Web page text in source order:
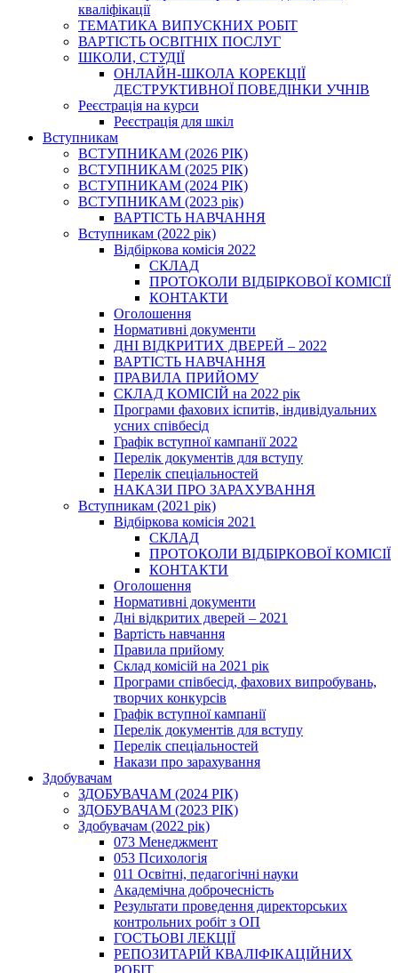
кваліфікації
ТЕМАТИКА ВИПУСКНИХ РОБІТ
ВАРТІСТЬ ОСВІТНІХ ПОСЛУГ
ШКОЛИ, СТУДІЇ
ОНЛАЙН-ШКОЛА КОРЕКЦІЇ
ДЕСТРУКТИВНОЇ ПОВЕДІНКИ УЧНІВ
Реєстрація на курси
Реєстрація для шкіл
Вступникам
ВСТУПНИКАМ (2026 РІК)
ВСТУПНИКАМ (2025 РІК)
ВСТУПНИКАМ (2024 РІК)
ВСТУПНИКАМ (2023 рік)
ВАРТІСТЬ НАВЧАННЯ
Вступникам (2022 рік)
Відбіркова комісія 2022
СКЛАД
ПРОТОКОЛИ ВІДБІРКОВОЇ КОМІСІЇ
КОНТАКТИ
Оголошення
Нормативні документи
ДНІ ВІДКРИТИХ ДВЕРЕЙ – 2022
ВАРТІСТЬ НАВЧАННЯ
ПРАВИЛА ПРИЙОМУ
СКЛАД КОМІСІЙ на 2022 рік
Програми фахових іспитів, індивідуальних
усних співбесід
Графік вступної кампанії 2022
Перелік документів для вступу
Перелік спеціальностей
НАКАЗИ ПРО ЗАРАХУВАННЯ
Вступникам (2021 рік)
Відбіркова комісія 2021
СКЛАД
ПРОТОКОЛИ ВІДБІРКОВОЇ КОМІСІЇ
КОНТАКТИ
Оголошення
Нормативні документи
Дні відкритих дверей – 2021
Вартість навчання
Правила прийому
Склад комісій на 2021 рік
Програми співбесід, фахових випробувань,
творчих конкурсів
Графік вступної кампанії
Перелік документів для вступу
Перелік спеціальностей
Накази про зарахування
Здобувачам
ЗДОБУВАЧАМ (2024 РІК)
ЗДОБУВАЧАМ (2023 РІК)
Здобувачам (2022 рік)
073 Менеджмент
053 Психологія
011 Освітні, педагогічні науки
Академічна доброчесність
Результати проведення директорських
контрольних робіт з ОП
ГОСТЬОВІ ЛЕКЦІЇ
РЕПОЗИТАРІЙ КВАЛІФІКАЦІЙНИХ
РОБІТ